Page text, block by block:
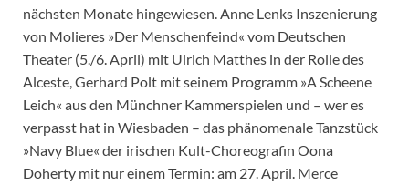
nächsten Monate hingewiesen. Anne Lenks Inszenierung
von Molieres »Der Menschenfeind« vom Deutschen
Theater (5./6. April) mit Ulrich Matthes in der Rolle des
Alceste, Gerhard Polt mit seinem Programm »A Scheene
Leich« aus den Münchner Kammerspielen und – wer es
verpasst hat in Wiesbaden – das phänomenale Tanzstück
»Navy Blue« der irischen Kult-Choreografin Oona
Doherty mit nur einem Termin: am 27. April. Merce